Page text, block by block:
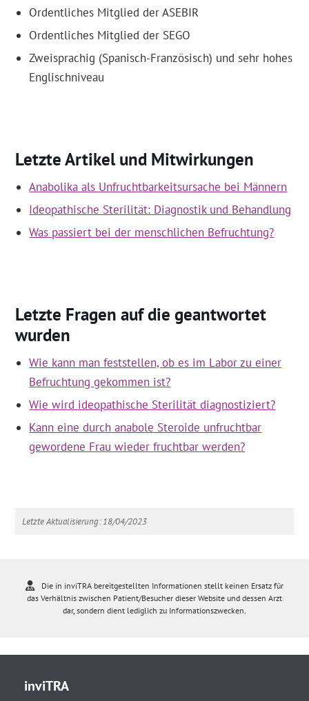
Ordentliches Mitglied der ASEBIR
Ordentliches Mitglied der SEGO
Zweisprachig (Spanisch-Französisch) und sehr hohes
Englischniveau
Letzte Artikel und Mitwirkungen
Anabolika als Unfruchtbarkeitsursache bei Männern
Ideopathische Sterilität: Diagnostik und Behandlung
Was passiert bei der menschlichen Befruchtung?
Letzte Fragen auf die geantwortet
wurden
Wie kann man feststellen, ob es im Labor zu einer
Befruchtung gekommen ist?
Wie wird ideopathische Sterilität diagnostiziert?
Kann eine durch anabole Steroide unfruchtbar
gewordene Frau wieder fruchtbar werden?
Letzte Aktualisierung: 18/04/2023
Die in inviTRA bereitgestellten Informationen stellt keinen Ersatz für
das Verhältnis zwischen Patient/Besucher dieser Website und dessen Arzt
dar, sondern dient lediglich zu Informationszwecken.
inviTRA